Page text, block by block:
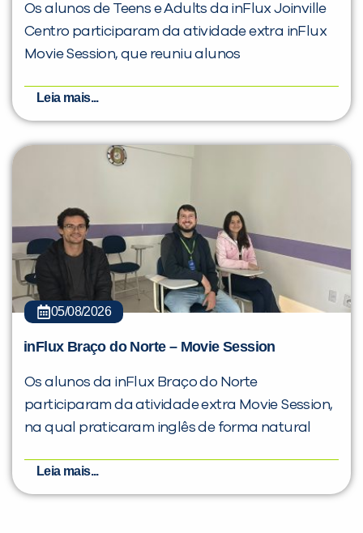
Os alunos de Teens e Adults da inFlux Joinville
Centro participaram da atividade extra inFlux
Movie Session, que reuniu alunos
Leia mais...
05/08/2026
inFlux Braço do Norte – Movie Session
Os alunos da inFlux Braço do Norte
participaram da atividade extra Movie Session,
na qual praticaram inglês de forma natural
Leia mais...